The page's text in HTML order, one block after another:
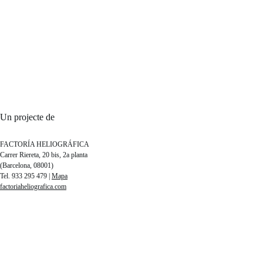
Un projecte de
FACTORÍA HELIOGRÁFICA
Carrer Riereta, 20 bis, 2a planta
(Barcelona, 08001)
Tel. 933 295 479 | Mapa
factoriaheliografica.com